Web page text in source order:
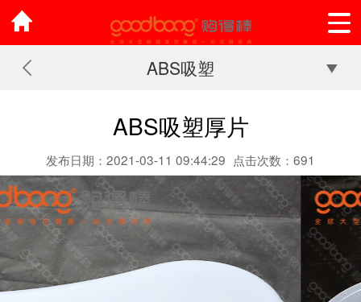
ABS吸塑
ABS吸塑厚片
发布日期：2021-03-11 09:44:29 点击次数：691